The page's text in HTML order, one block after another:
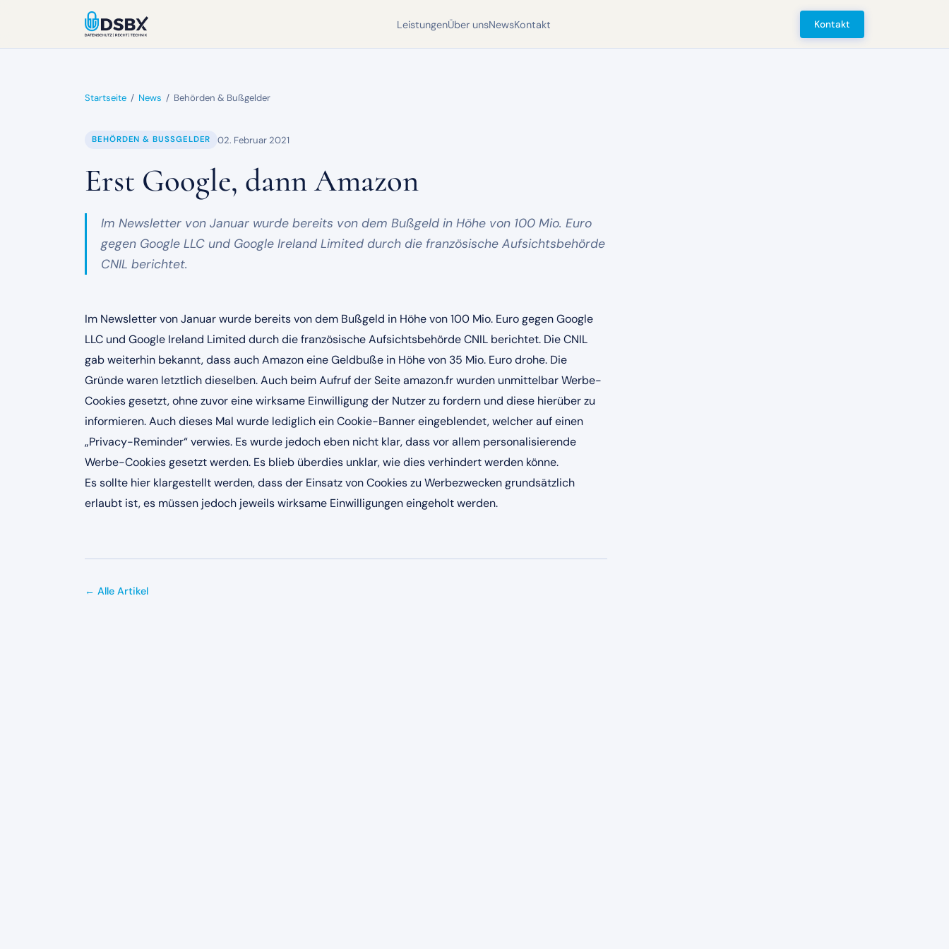
LeistungenÜber unsNewsKontakt Kontakt
Startseite / News / Behörden & Bußgelder
BEHÖRDEN & BUSSGELDER 02. Februar 2021
Erst Google, dann Amazon
Im Newsletter von Januar wurde bereits von dem Bußgeld in Höhe von 100 Mio. Euro
gegen Google LLC und Google Ireland Limited durch die französische Aufsichtsbehörde
CNIL berichtet.
Im Newsletter von Januar wurde bereits von dem Bußgeld in Höhe von 100 Mio. Euro gegen Google
LLC und Google Ireland Limited durch die französische Aufsichtsbehörde CNIL berichtet. Die CNIL
gab weiterhin bekannt, dass auch Amazon eine Geldbuße in Höhe von 35 Mio. Euro drohe. Die
Gründe waren letztlich dieselben. Auch beim Aufruf der Seite amazon.fr wurden unmittelbar Werbe-
Cookies gesetzt, ohne zuvor eine wirksame Einwilligung der Nutzer zu fordern und diese hierüber zu
informieren. Auch dieses Mal wurde lediglich ein Cookie-Banner eingeblendet, welcher auf einen
„Privacy-Reminder“ verwies. Es wurde jedoch eben nicht klar, dass vor allem personalisierende
Werbe-Cookies gesetzt werden. Es blieb überdies unklar, wie dies verhindert werden könne.
Es sollte hier klargestellt werden, dass der Einsatz von Cookies zu Werbezwecken grundsätzlich
erlaubt ist, es müssen jedoch jeweils wirksame Einwilligungen eingeholt werden.
← Alle Artikel